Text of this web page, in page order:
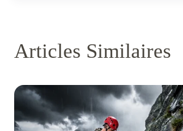
Articles Similaires